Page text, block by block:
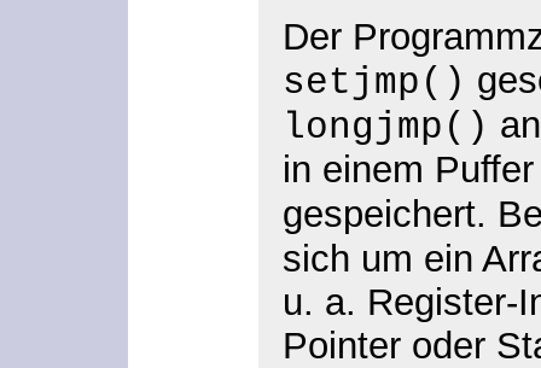
Der
setjmp()
longjmp()
in einem
gespeichert.
sich um ein
u. a. Register-
Pointer oder